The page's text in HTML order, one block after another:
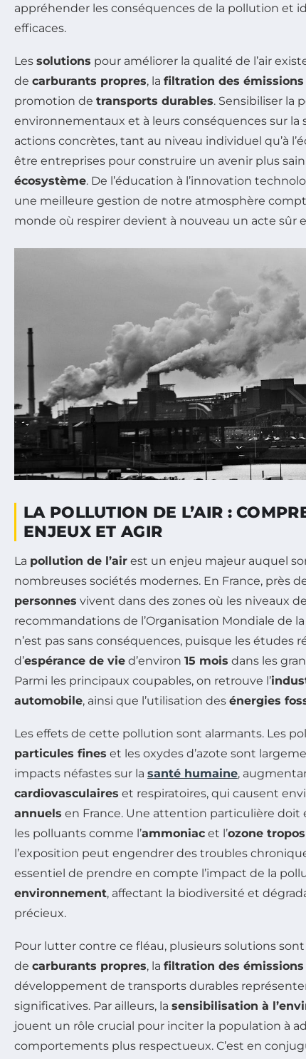
appréhender les conséquences de la pollution et
efficaces.
Les solutions pour améliorer la qualité de l’air
de carburants propres, la filtration des
promotion de transports durables. Sensibiliser la
environnementaux et à leurs conséquences sur la
actions concrètes, tant au niveau individuel qu’à
être entreprises pour construire un avenir plus
écosystème. De l’éducation à l’innovation
une meilleure gestion de notre atmosphère
monde où respirer devient à nouveau un acte sûr
LA POLLUTION DE L’AIR :
ENJEUX ET AGIR
La pollution de l’air est un enjeu majeur auquel
nombreuses sociétés modernes. En France, près
personnes vivent dans des zones où les niveaux
recommandations de l’Organisation Mondiale de
n’est pas sans conséquences, puisque les études
d’espérance de vie d’environ 15 mois dans les
Parmi les principaux coupables, on retrouve l’
automobile, ainsi que l’utilisation des énergies
Les effets de cette pollution sont alarmants. Les
particules fines et les oxydes d’azote sont
impacts néfastes sur la santé humaine,
cardiovasculaires et respiratoires, qui causent
annuels en France. Une attention particulière
les polluants comme l’ammoniac et l’ozone
l’exposition peut engendrer des troubles
essentiel de prendre en compte l’impact de la
environnement, affectant la biodiversité et
précieux.
Pour lutter contre ce fléau, plusieurs solutions sont
de carburants propres, la filtration des
développement de transports durables
significatives. Par ailleurs, la sensibilisation à
jouent un rôle crucial pour inciter la population à
comportements plus respectueux. C’est en